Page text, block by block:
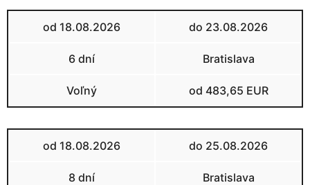
od 18.08.2026 do 23.08.2026
6 dní Bratislava
Voľný od 483,65 EUR
od 18.08.2026 do 25.08.2026
8 dní Bratislava